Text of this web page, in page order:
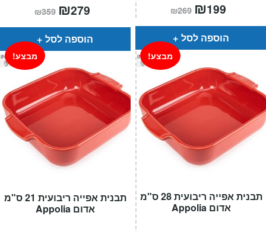
₪359 המחיר
המקורי
היה:
₪359.
₪279
הוא:
הוספה לסל
₪269 המחיר
המקורי
היה:
₪269.
₪199
הוא:
הוספה לסל
תבנית אפייה ריבועית 21 ס"מ
אדום Appolia
מבצע!
תבנית אפייה ריבועית 28 ס"מ
אדום Appolia
מבצע!